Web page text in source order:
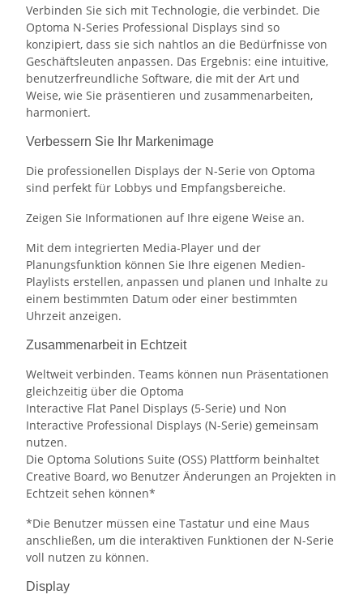
Verbinden Sie sich mit Technologie, die verbindet. Die
Optoma N-Series Professional Displays sind so
konzipiert, dass sie sich nahtlos an die Bedürfnisse von
Geschäftsleuten anpassen. Das Ergebnis: eine intuitive,
benutzerfreundliche Software, die mit der Art und
Weise, wie Sie präsentieren und zusammenarbeiten,
harmoniert.
Verbessern Sie Ihr Markenimage
Die professionellen Displays der N-Serie von Optoma
sind perfekt für Lobbys und Empfangsbereiche.
Zeigen Sie Informationen auf Ihre eigene Weise an.
Mit dem integrierten Media-Player und der
Planungsfunktion können Sie Ihre eigenen Medien-
Playlists erstellen, anpassen und planen und Inhalte zu
einem bestimmten Datum oder einer bestimmten
Uhrzeit anzeigen.
Zusammenarbeit in Echtzeit
Weltweit verbinden. Teams können nun Präsentationen
gleichzeitig über die Optoma
Interactive Flat Panel Displays (5-Serie) und Non
Interactive Professional Displays (N-Serie) gemeinsam
nutzen.
Die Optoma Solutions Suite (OSS) Plattform beinhaltet
Creative Board, wo Benutzer Änderungen an Projekten in
Echtzeit sehen können*
*Die Benutzer müssen eine Tastatur und eine Maus
anschließen, um die interaktiven Funktionen der N-Serie
voll nutzen zu können.
Display